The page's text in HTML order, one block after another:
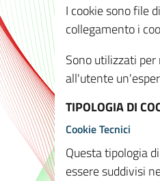
I cookie sono file
collegamento i
Sono utilizzati
all'utente
TIPOLOGIA DI
Cookie Tecnici
Questa tipologia
essere suddivisi